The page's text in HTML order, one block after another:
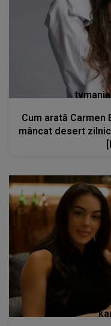
Cum arată Carmen
mâncat desert